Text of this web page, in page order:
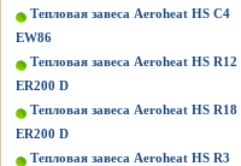
Тепловая завеса Aeroheat HS C4
EW86
Тепловая завеса Aeroheat HS R12
ER200 D
Тепловая завеса Aeroheat HS R18
ER200 D
Тепловая завеса Aeroheat HS R3